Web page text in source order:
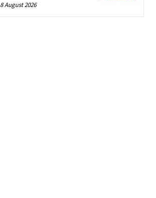
8 August 2026